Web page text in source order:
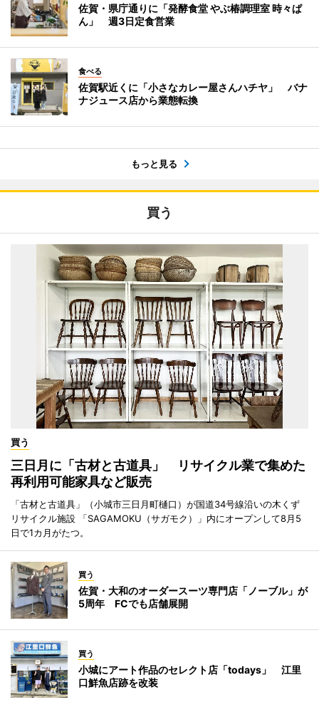
佐賀・県庁通りに「発酵食堂 やぶ椿調理室 時々ぱ
ん」 週3日定食営業
食べる
佐賀駅近くに「小さなカレー屋さんハチヤ」 バナ
ナジュース店から業態転換
もっと見る
買う
買う
三日月に「古材と古道具」 リサイクル業で集めた
再利用可能家具など販売
「古材と古道具」（小城市三日月町樋口）が国道34号線沿いの木くず
リサイクル施設 「SAGAMOKU（サガモク）」内にオープンして8月5
日で1カ月がたつ。
買う
佐賀・大和のオーダースーツ専門店「ノーブル」が
5周年 FCでも店舗展開
買う
小城にアート作品のセレクト店「todays」 江里
口鮮魚店跡を改装